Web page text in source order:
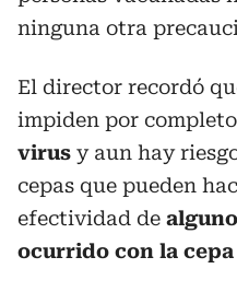
ninguna otra
El director recordó
impiden por completo
virus y aun hay
cepas que pueden
efectividad de
ocurrido con la